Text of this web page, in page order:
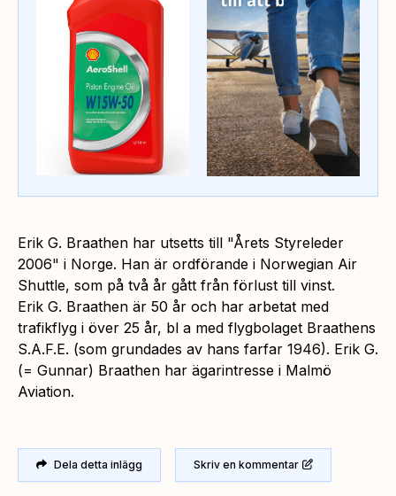
Erik G. Braathen har utsetts till "Årets Styreleder
2006" i Norge. Han är ordförande i Norwegian Air
Shuttle, som på två år gått från förlust till vinst.
Erik G. Braathen är 50 år och har arbetat med
trafikflyg i över 25 år, bl a med flygbolaget Braathens
S.A.F.E. (som grundades av hans farfar 1946). Erik G.
(= Gunnar) Braathen har ägarintresse i Malmö
Aviation.
Dela detta inlägg Skriv en kommentar